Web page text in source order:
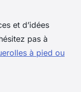
et d’idées
pas à
à pied ou